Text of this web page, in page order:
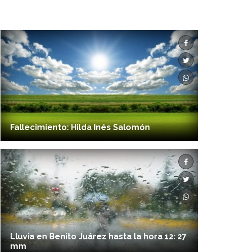
Fallecimiento: Hilda Inés Salomón
Lluvia en Benito Juárez hasta la hora 12: 27
mm